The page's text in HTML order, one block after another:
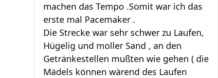
machen das Tempo .Somit war ich das
erste mal Pacemaker .
Die Strecke war sehr schwer zu Laufen,
Hügelig und moller Sand , an den
Getränkestellen mußten wie gehen ( die
Mädels können wärend des Laufen